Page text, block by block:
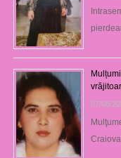
07/08/